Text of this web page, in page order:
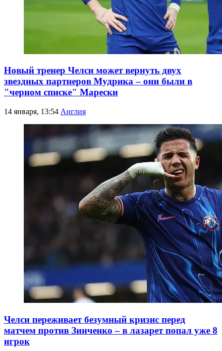
Новый тренер Челси может вернуть двух
звездных партнеров Мудрика – они были в
"черном списке" Марески
14 января, 13:54 Англия
Челси переживает безумный кризис перед
матчем против Зинченко – в лазарет попал уже 8
игрок